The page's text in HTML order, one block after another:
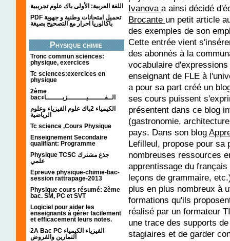
اللغة العربية: الأولى باك علوم تجريبية
PDF تحميل امتحانات وطنية و جهوية
باكالوريا احرار مع التصحيح بصيغة
Physique chimie
Tronc commun sciences:
physique, exercices
Tc sciences:exercices en
physique
2ème
bacالــفــــــــيـــــــــزيــــــــاء
الكيمياء 2باك علوم الفيزياء وعلوم
الرياضية
Tc science ,Cours Physique
Enseignement Secondaire
qualifiant: Programme
Physique TCSC جذع مشترك
علمي
Epreuve physique-chimie-bac-
session rattrapage-2013
Physique cours résumé: 2ème
bac. SM, PC et SVT
Logiciel pour aider les
enseignants à gérer facilement
et efficacement leurs notes.
2A Bac PC الفيزياء الكيمياء
التمارين والفروض
Ivanova a ainsi décidé
Brocante un petit article
des exemples de son
Cette entrée vient
des abonnés à la
vocabulaire
enseignant de FLE à
a pour sa part créé un
ses cours puissent
présentent dans ce blog
(gastronomie,
pays. Dans son blog
Lefilleul, propose pour sa
nombreuses ressources
apprentissage du
leçons de grammaire,
plus en plus nombreux à
formations qu'ils
réalisé par un formateur
une trace des supports
stagiaires et de garder